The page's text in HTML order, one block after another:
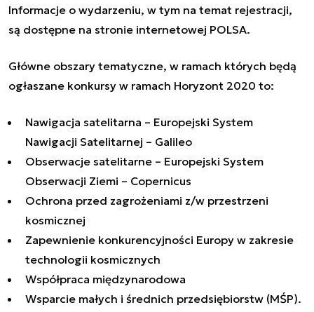
Informacje o wydarzeniu, w tym na temat rejestracji,
są dostępne na stronie internetowej POLSA.
Główne obszary tematyczne, w ramach których będą
ogłaszane konkursy w ramach Horyzont 2020 to:
Nawigacja satelitarna – Europejski System
Nawigacji Satelitarnej – Galileo
Obserwacje satelitarne – Europejski System
Obserwacji Ziemi – Copernicus
Ochrona przed zagrożeniami z/w przestrzeni
kosmicznej
Zapewnienie konkurencyjności Europy w zakresie
technologii kosmicznych
Współpraca międzynarodowa
Wsparcie małych i średnich przedsiębiorstw (MŚP).